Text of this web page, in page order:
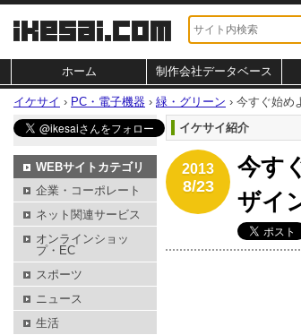
ホーム 制作会社データベース
イケサイ › PC・電子機器 › 緑・グリーン › 今すぐ始め
イケサイ紹介
2013
8/23
今す
ザイ
WEBサイトカテゴリ
企業・コーポレート
ネット関連サービス
オンラインショッ
プ・EC
スポーツ
ニュース
生活